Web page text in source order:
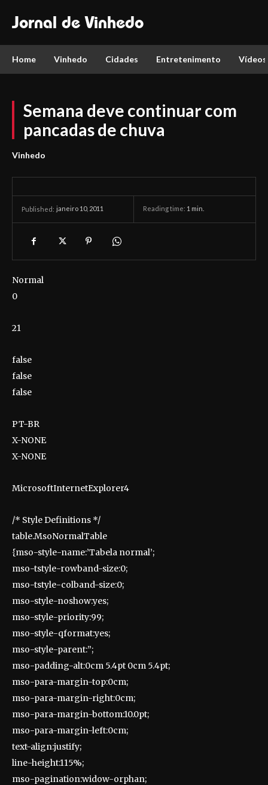
Jornal de Vinhedo
Home Vinhedo Cidades Entretenimento Vídeos
Semana deve continuar com
pancadas de chuva
Vinhedo
Published: janeiro 10, 2011 Reading time: 1 min.
Normal
0
21
false
false
false
PT-BR
X-NONE
X-NONE
MicrosoftInternetExplorer4
/* Style Definitions */
table.MsoNormalTable
{mso-style-name:’Tabela normal’;
mso-tstyle-rowband-size:0;
mso-tstyle-colband-size:0;
mso-style-noshow:yes;
mso-style-priority:99;
mso-style-qformat:yes;
mso-style-parent:”;
mso-padding-alt:0cm 5.4pt 0cm 5.4pt;
mso-para-margin-top:0cm;
mso-para-margin-right:0cm;
mso-para-margin-bottom:10.0pt;
mso-para-margin-left:0cm;
text-align:justify;
line-height:115%;
mso-pagination:widow-orphan;